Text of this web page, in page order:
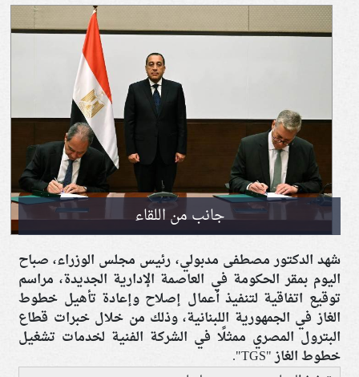
جانب من اللقاء
شهد الدكتور مصطفى مدبولي، رئيس مجلس الوزراء، صباح
اليوم بمقر الحكومة في العاصمة الإدارية الجديدة، مراسم
توقيع اتفاقية لتنفيذ أعمال إصلاح وإعادة تأهيل خطوط
الغاز في الجمهورية اللبنانية، وذلك من خلال خبرات قطاع
البترول المصري ممثلًا في الشركة الفنية لخدمات تشغيل
خطوط الغاز "TGS".